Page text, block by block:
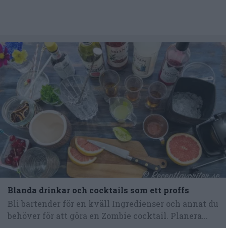
Blanda drinkar och cocktails som ett proffs
Bli bartender för en kväll Ingredienser och annat du
behöver för att göra en Zombie cocktail. Planera...